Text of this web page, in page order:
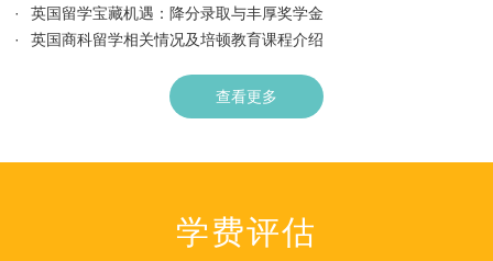
·
英国留学宝藏机遇：降分录取与丰厚奖学金
·
英国商科留学相关情况及培顿教育课程介绍
查看更多
学费评估